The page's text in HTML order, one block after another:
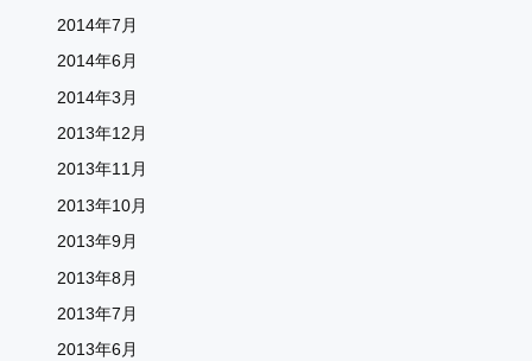
2014年7月
2014年6月
2014年3月
2013年12月
2013年11月
2013年10月
2013年9月
2013年8月
2013年7月
2013年6月